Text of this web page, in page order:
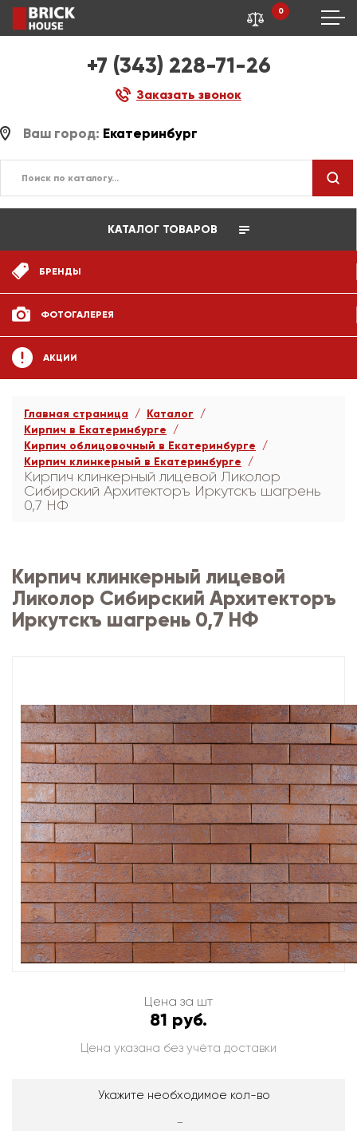
+7 (343) 228-71-26
Заказать звонок
0
Ваш город: Екатеринбург
КАТАЛОГ ТОВАРОВ
БРЕНДЫ
ФОТОГАЛЕРЕЯ
АКЦИИ
Главная страница
Каталог
Кирпич в Екатеринбурге
Кирпич облицовочный в Екатеринбурге
Кирпич клинкерный в Екатеринбурге
Кирпич клинкерный лицевой Ликолор
Сибирский Архитекторъ Иркутскъ шагрень
0,7 НФ
Кирпич клинкерный лицевой
Ликолор Сибирский Архитекторъ
Иркутскъ шагрень 0,7 НФ
Цена за шт
81 руб.
Цена указана без учёта доставки
Укажите необходимое кол-во
-